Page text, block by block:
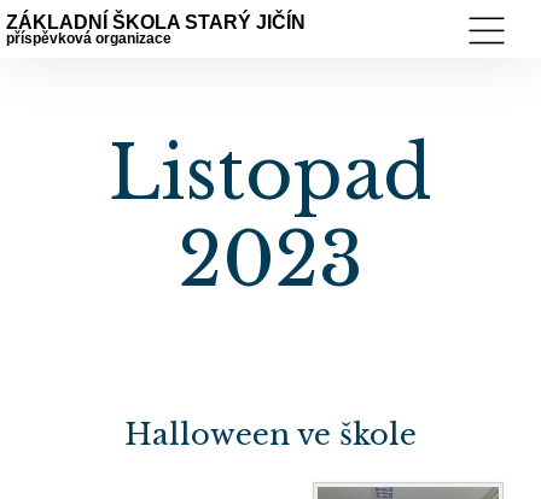
ZÁKLADNÍ ŠKOLA STARÝ JIČÍN
příspěvková organizace
Listopad
2023
Halloween ve škole